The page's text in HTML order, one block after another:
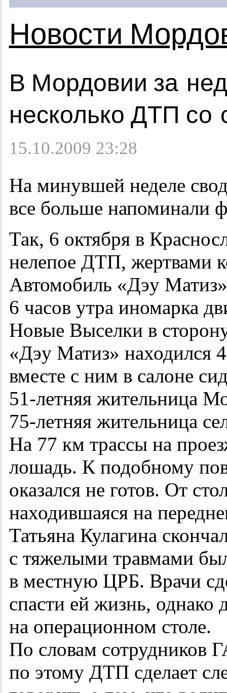
Новости
В Мордовии за
несколько ДТП со
15.10.2009 23:28
На минувшей неделе
все больше напоминали
Так, 6 октября в
нелепое ДТП, жертвами
Автомобиль «Дэу
6 часов утра иномарка
Новые Выселки в
«Дэу Матиз» находился
вместе с ним в салоне
51-летняяжительница
75-летняяжительница
На 77 км трассы на
лошадь. К подобному
оказался не готов. От
находившаяся на
Татьяна Кулагина
с тяжелыми травмами
в местную ЦРБ. Врачи
спасти ей жизнь, однако
на операционном столе.
По словам сотрудников
по этому ДТП сделает